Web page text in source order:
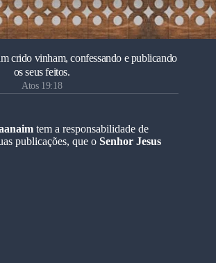
crido vinham, confessando e publicando
os seus feitos.
Atos 19:18
tem a responsabilidade de
publicações, que o Senhor Jesus